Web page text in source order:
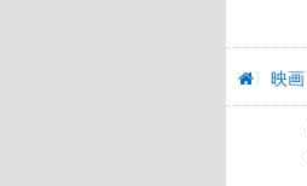
映画